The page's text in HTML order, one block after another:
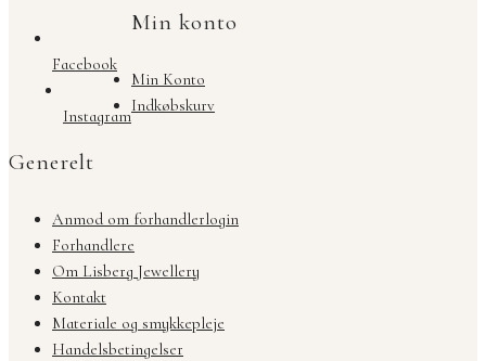
Facebook
Instagram
Min konto
Min Konto
Indkøbskurv
Generelt
Anmod om forhandlerlogin
Forhandlere
Om Lisberg Jewellery
Kontakt
Materiale og smykkepleje
Handelsbetingelser